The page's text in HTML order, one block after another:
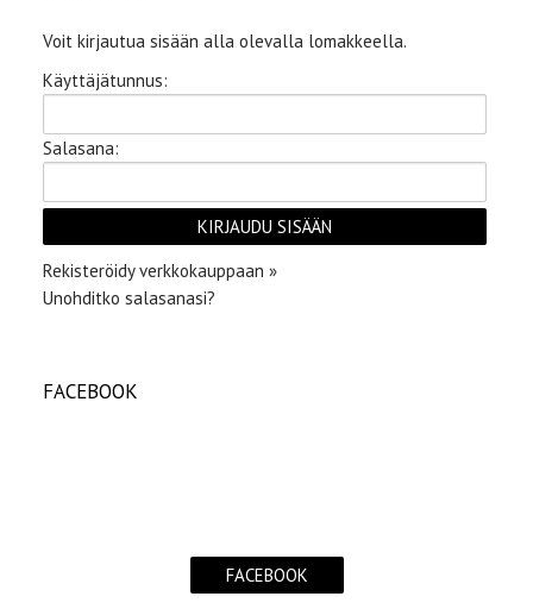
Voit kirjautua sisään alla olevalla lomakkeella.
Käyttäjätunnus:
Salasana:
Rekisteröidy verkkokauppaan »
Unohditko salasanasi?
FACEBOOK
FACEBOOK